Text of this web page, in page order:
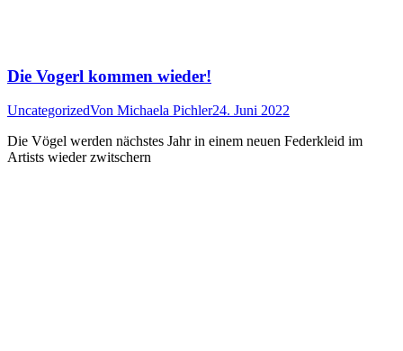
Die Vogerl kommen wieder!
UncategorizedVon Michaela Pichler24. Juni 2022
Die Vögel werden nächstes Jahr in einem neuen Federkleid im
Artists wieder zwitschern